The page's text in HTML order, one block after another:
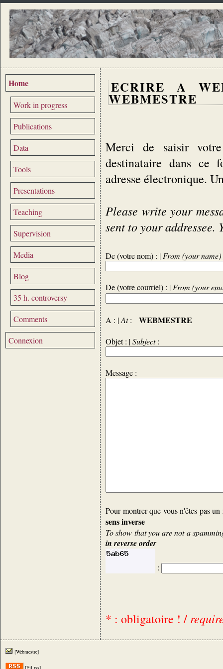
Home
Work in progress
Publications
Data
Tools
Presentations
Teaching
Supervision
Media
Blog
35 h. controversy
Comments
Connexion
ECRIRE A
WEBMESTRE
Merci de saisir
destinataire dans ce
adresse électronique.
Please write your
sent to your addressee.
De (votre nom) : | From (your name)
De (votre courriel) : | From (your
A : |At: WEBMESTRE
Objet : |Subject:
Message :
Pour montrer que vous n'êtes pas
sens inverse
To show that you are not a
in reverse order
:
* : obligatoire ! /
[Webmestre]
[Fil rss]